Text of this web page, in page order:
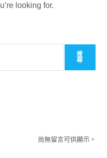
looking for.
搜
尋
尚無留言可供顯示。